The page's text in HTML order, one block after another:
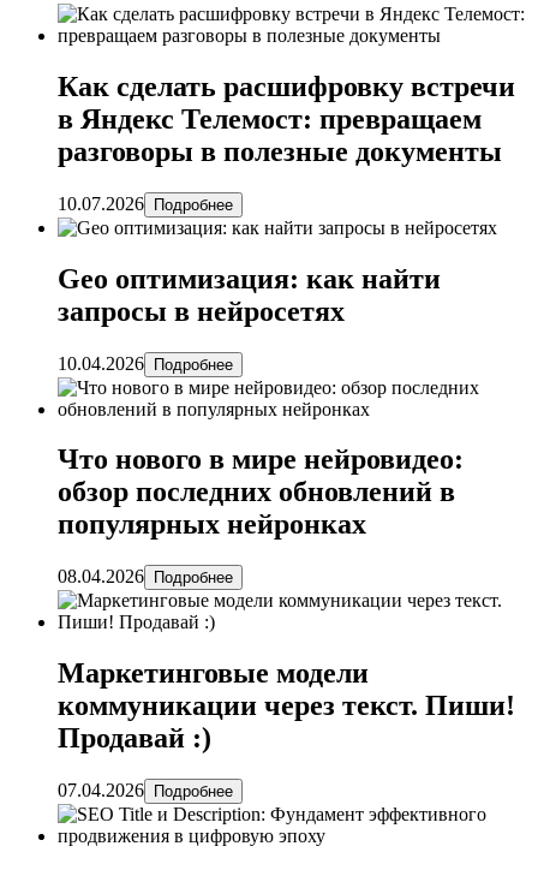
Как сделать расшифровку встречи
в Яндекс Телемост: превращаем
разговоры в полезные документы
10.07.2026 Подробнее
Geo оптимизация: как найти
запросы в нейросетях
10.04.2026 Подробнее
Что нового в мире нейровидео:
обзор последних обновлений в
популярных нейронках
08.04.2026 Подробнее
Маркетинговые модели
коммуникации через текст. Пиши!
Продавай :)
07.04.2026 Подробнее